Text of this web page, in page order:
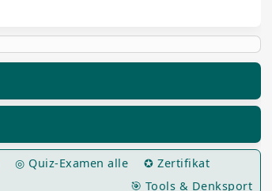
◎ Quiz-Examen alle
✪ Zertifikat
🎯 Tools & Denksport